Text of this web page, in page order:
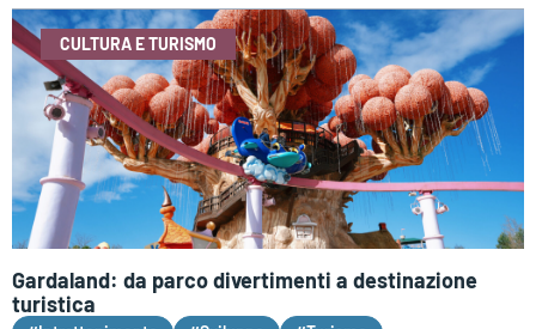
CULTURA E TURISMO
Gardaland: da parco divertimenti a destinazione
turistica